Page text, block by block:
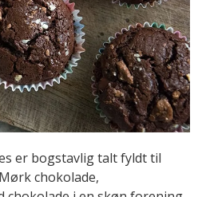
er bogstavlig talt fyldt til
chokolade,